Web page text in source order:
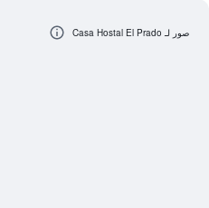
صور لـ Casa Hostal El Prado